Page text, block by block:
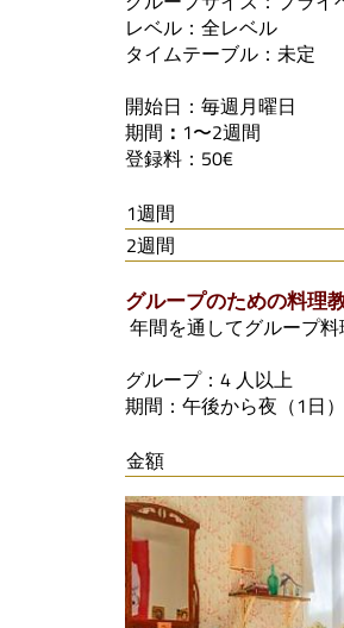
レベル：全レベル
タイムテーブル：未定
開始日：毎週月曜日
期間 ： 1〜2週間
登録料：50€
1週間
2週間
グループのための料理
年間を通してグループ
グループ：4 人以上
期間：午後から夜（1日）
金額